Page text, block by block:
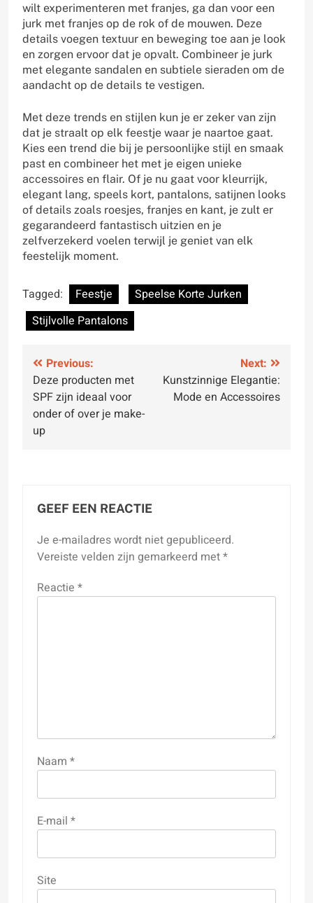
wilt experimenteren met franjes, ga dan voor een
jurk met franjes op de rok of de mouwen. Deze
details voegen textuur en beweging toe aan je look
en zorgen ervoor dat je opvalt. Combineer je jurk
met elegante sandalen en subtiele sieraden om de
aandacht op de details te vestigen.
Met deze trends en stijlen kun je er zeker van zijn
dat je straalt op elk feestje waar je naartoe gaat.
Kies een trend die bij je persoonlijke stijl en smaak
past en combineer het met je eigen unieke
accessoires en flair. Of je nu gaat voor kleurrijk,
elegant lang, speels kort, pantalons, satijnen looks
of details zoals roesjes, franjes en kant, je zult er
gegarandeerd fantastisch uitzien en je
zelfverzekerd voelen terwijl je geniet van elk
feestelijk moment.
Tagged: Feestje
Speelse Korte Jurken
Stijlvolle Pantalons
Bericht
navigatie
Previous:
Deze producten met
SPF zijn ideaal voor
onder of over je make-
up
Next:
Kunstzinnige Elegantie:
Mode en Accessoires
GEEF EEN REACTIE
Je e-mailadres wordt niet gepubliceerd.
Vereiste velden zijn gemarkeerd met*
Reactie *
Naam *
E-mail *
Site